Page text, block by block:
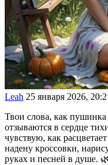
Leah 25 января 2026,
Твои слова, как
отзываются в сердце
чувствую, как
надену кроссовки,
руках и песней в душе.